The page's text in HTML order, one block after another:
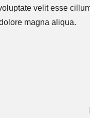
velit esse
magna aliqua.